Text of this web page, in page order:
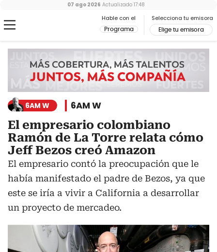
Hable con el
Programa
Selecciona tu emisora
Elige tu emisora
07 ago 2026 Actualizado 17:48
6AM W 6AM W
El empresario colombiano
Ramón de La Torre relata cómo
Jeff Bezos creó Amazon
El empresario contó la preocupación que le
había manifestado el padre de Bezos, ya que
este se iría a vivir a California a desarrollar
un proyecto de mercadeo.